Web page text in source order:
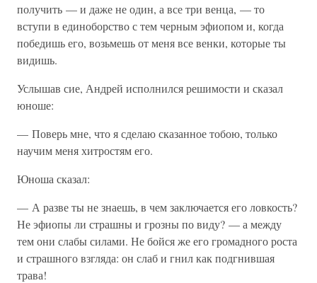
получить — и даже не один, а все три венца, — то
вступи в единоборство с тем черным эфиопом и, когда
победишь его, возьмешь от меня все венки, которые ты
видишь.
Услышав сие, Андрей исполнился решимости и сказал
юноше:
— Поверь мне, что я сделаю сказанное тобою, только
научим меня хитростям его.
Юноша сказал:
— А разве ты не знаешь, в чем заключается его ловкость?
Не эфиопы ли страшны и грозны по виду? — а между
тем они слабы силами. Не бойся же его громадного роста
и страшного взгляда: он слаб и гнил как подгнившая
трава!